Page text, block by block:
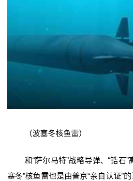
（波塞冬核鱼雷）
和“萨尔马特”战略导弹、“锆石
塞冬”核鱼雷也是由普京“亲自认证”